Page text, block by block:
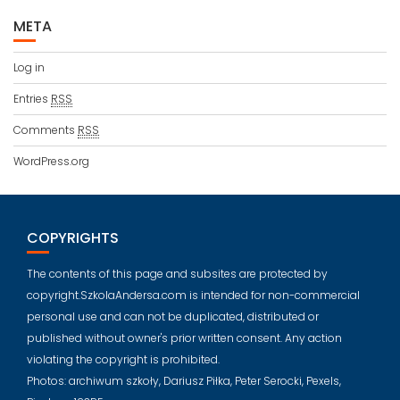
META
Log in
Entries RSS
Comments RSS
WordPress.org
COPYRIGHTS
The contents of this page and subsites are protected by
copyright.SzkolaAndersa.com is intended for non-commercial
personal use and can not be duplicated, distributed or
published without owner's prior written consent. Any action
violating the copyright is prohibited.
Photos: archiwum szkoły, Dariusz Piłka, Peter Serocki, Pexels,